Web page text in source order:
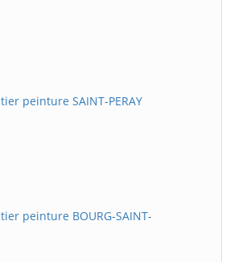
peinture SAINT-PERAY
peinture BOURG-SAINT-